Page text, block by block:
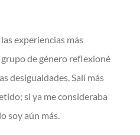
experiencias más
de género reflexioné
desigualdades. Salí más
si ya me consideraba
soy aún más.